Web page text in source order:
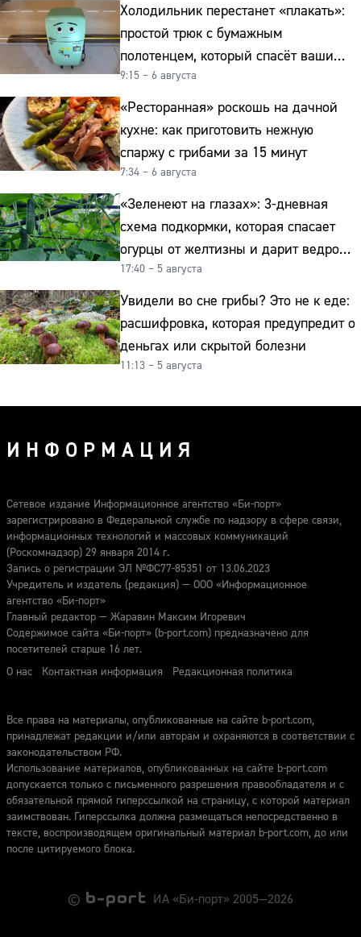
Холодильник перестанет «плакать»:
простой трюк с бумажным
полотенцем, который спасёт ваши
овощи от гнили
9:15 – 6 августа
«Ресторанная» роскошь на дачной
кухне: как приготовить нежную
спаржу с грибами за 15 минут
7:34 – 6 августа
«Зеленеют на глазах»: 3-дневная
схема подкормки, которая спасает
огурцы от желтизны и дарит ведро
урожая
17:40 – 5 августа
Увидели во сне грибы? Это не к еде:
расшифровка, которая предупредит о
деньгах или скрытой болезни
11:13 – 5 августа
ИНФОРМАЦИЯ
Сетевое издание Информационное агентство «Би-порт»
зарегистрировано в Федеральной службе по надзору в сфере связи,
информационных технологий и массовых коммуникаций
(Роскомнадзор) 29 января 2014 г.
Запись о регистрации ЭЛ №ФС77-85351 от 13.06.2023
Учредитель и издатель (редакция) — ООО «Информационное
агентство «Би-порт»
Главный редактор — Жаравин Максим Игоревич
Содержимое сайта «Би-порт» (b-port.com) предназначено для
посетителей старше 16 лет.
О нас
Контактная информация Редакционная политика
Все права на материалы, опубликованные на сайте b-port.com,
принадлежат редакции и/или авторам и охраняются в соответствии с
законодательством РФ.
Использование материалов, опубликованных на сайте b-port.com
допускается только с письменного разрешения правообладателя и с
обязательной прямой гиперссылкой на страницу, с которой материал
заимствован. Гиперссылка должна размещаться непосредственно в
тексте, воспроизводящем оригинальный материал b-port.com, до или
после цитируемого блока.
© ИА «Би-порт» 2005—2026